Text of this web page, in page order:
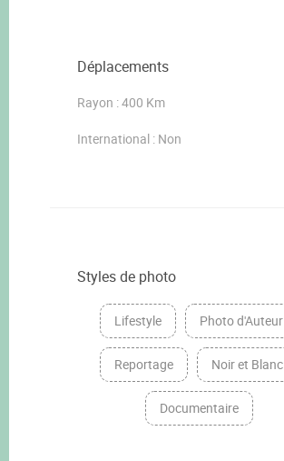
Déplacements
Rayon : 400 Km
International : Non
Styles de photo
Lifestyle Photo d'Auteur
Reportage Noir et Blanc
Documentaire